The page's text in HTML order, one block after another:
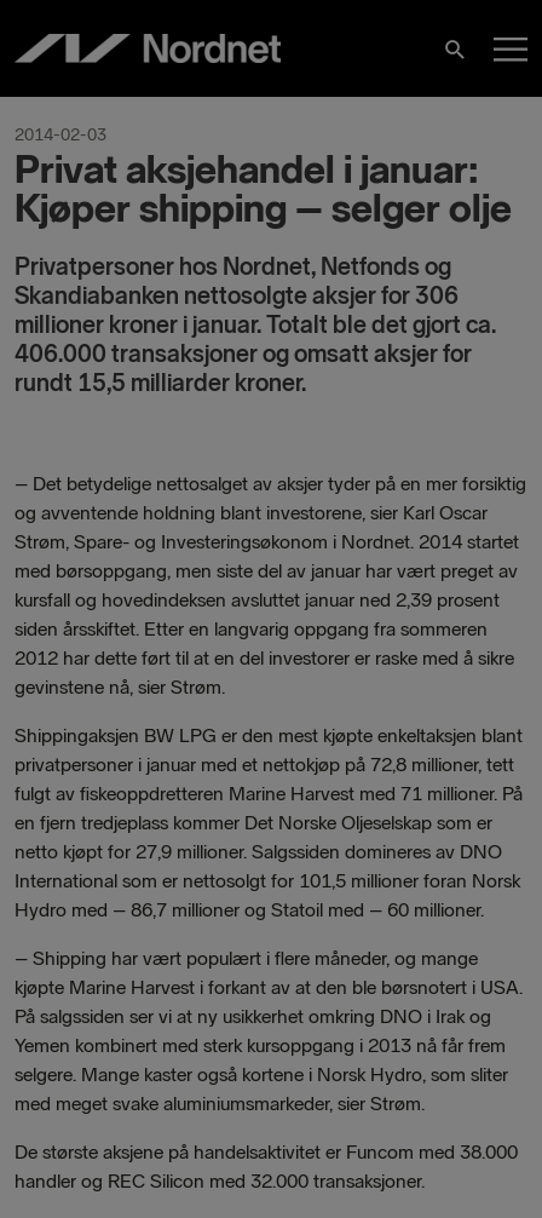
content
Search
2014-02-03
Privat aksjehandel i januar:
Kjøper shipping – selger olje
Privatpersoner hos Nordnet, Netfonds og
Skandiabanken nettosolgte aksjer for 306
millioner kroner i januar. Totalt ble det gjort ca.
406.000 transaksjoner og omsatt aksjer for
rundt 15,5 milliarder kroner.
– Det betydelige nettosalget av aksjer tyder på en mer forsiktig
og avventende holdning blant investorene, sier Karl Oscar
Strøm, Spare- og Investeringsøkonom i Nordnet. 2014 startet
med børsoppgang, men siste del av januar har vært preget av
kursfall og hovedindeksen avsluttet januar ned 2,39 prosent
siden årsskiftet. Etter en langvarig oppgang fra sommeren
2012 har dette ført til at en del investorer er raske med å sikre
gevinstene nå, sier Strøm.
Shippingaksjen BW LPG er den mest kjøpte enkeltaksjen blant
privatpersoner i januar med et nettokjøp på 72,8 millioner, tett
fulgt av fiskeoppdretteren Marine Harvest med 71 millioner. På
en fjern tredjeplass kommer Det Norske Oljeselskap som er
netto kjøpt for 27,9 millioner. Salgssiden domineres av DNO
International som er nettosolgt for 101,5 millioner foran Norsk
Hydro med – 86,7 millioner og Statoil med – 60 millioner.
– Shipping har vært populært i flere måneder, og mange
kjøpte Marine Harvest i forkant av at den ble børsnotert i USA.
På salgssiden ser vi at ny usikkerhet omkring DNO i Irak og
Yemen kombinert med sterk kursoppgang i 2013 nå får frem
selgere. Mange kaster også kortene i Norsk Hydro, som sliter
med meget svake aluminiumsmarkeder, sier Strøm.
De største aksjene på handelsaktivitet er Funcom med 38.000
handler og REC Silicon med 32.000 transaksjoner.